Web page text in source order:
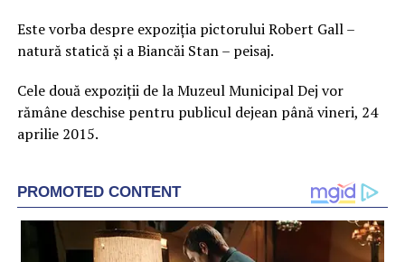
Este vorba despre expoziția pictorului Robert Gall –
natură statică și a Biancăi Stan – peisaj.
Cele două expoziții de la Muzeul Municipal Dej vor
rămâne deschise pentru publicul dejean până vineri, 24
aprilie 2015.